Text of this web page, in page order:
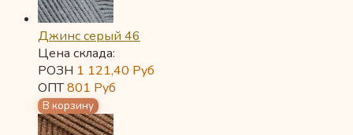
Джинс серый 46
Цена склада:
РОЗН 1 121,40 Руб
ОПТ801 Руб